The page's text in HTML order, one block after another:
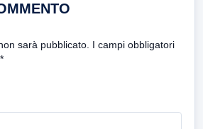
sarà pubblicato. I campi obbligatori
*